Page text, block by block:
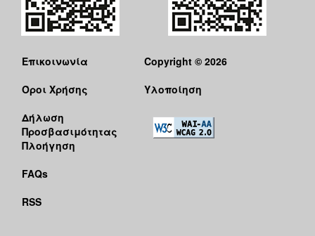
Επικοινωνία
Όροι Χρήσης
Δήλωση
Προσβασιμότητας
Πλοήγηση
FAQs
RSS
Copyright © 2026
Υλοποίηση